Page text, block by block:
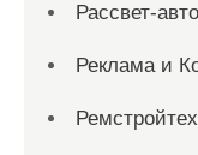
Рассвет-авто
Реклама и